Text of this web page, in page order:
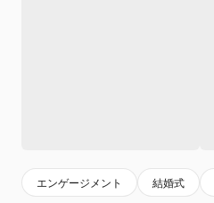
エンゲージメント 結婚式